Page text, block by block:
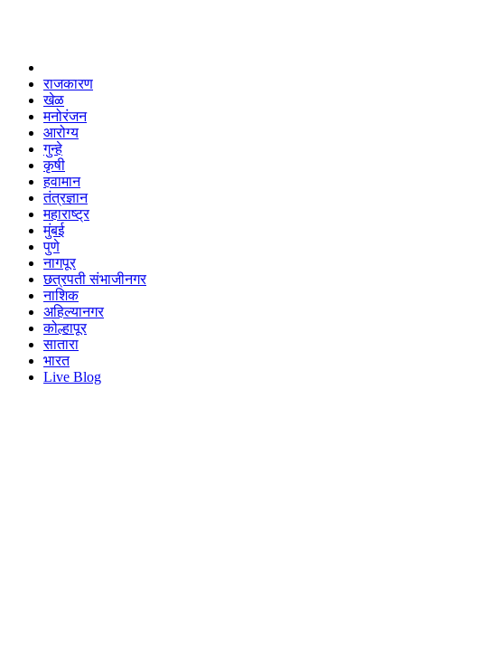
राजकारण
खेळ
मनोरंजन
आरोग्य
गुन्हे
कृषी
हवामान
तंत्रज्ञान
महाराष्ट्र
मुंबई
पुणे
नागपूर
छत्रपती संभाजीनगर
नाशिक
अहिल्यानगर
कोल्हापूर
सातारा
भारत
Live Blog